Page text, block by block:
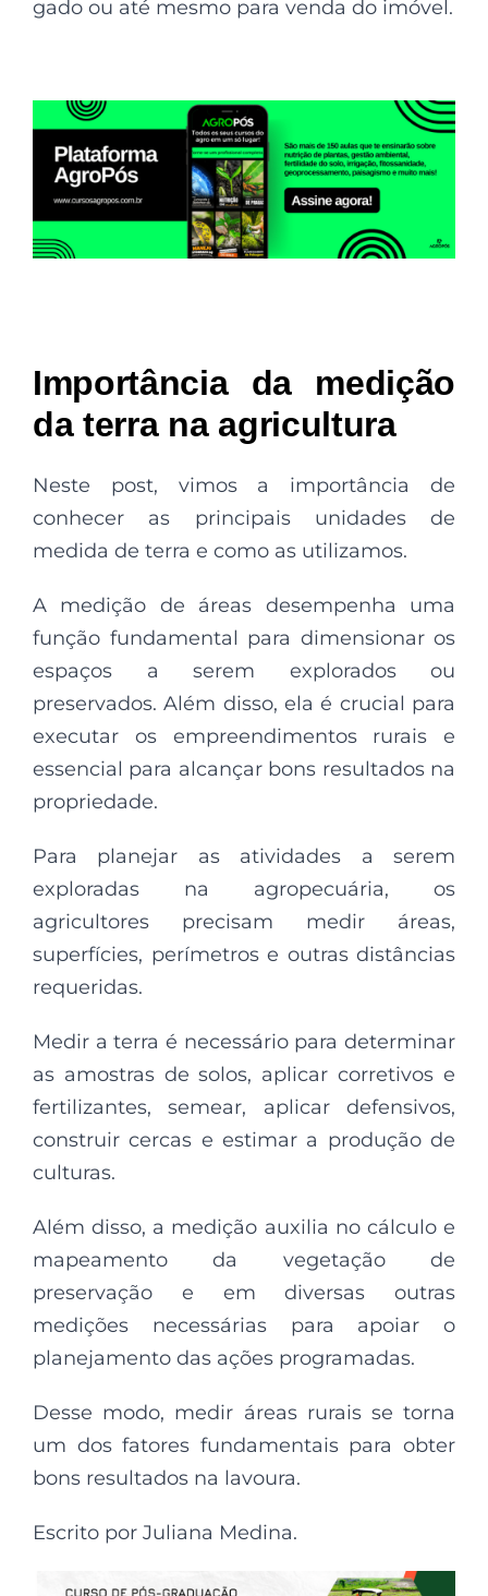
gado ou até mesmo para venda do imóvel.
Importância da medição
da terra na agricultura
Neste post, vimos a importância de
conhecer as principais unidades de
medida de terra e como as utilizamos.
A medição de áreas desempenha uma
função fundamental para dimensionar os
espaços a serem explorados ou
preservados. Além disso, ela é crucial para
executar os empreendimentos rurais e
essencial para alcançar bons resultados na
propriedade.
Para planejar as atividades a serem
exploradas na agropecuária, os
agricultores precisam medir áreas,
superfícies, perímetros e outras distâncias
requeridas.
Medir a terra é necessário para determinar
as amostras de solos, aplicar corretivos e
fertilizantes, semear, aplicar defensivos,
construir cercas e estimar a produção de
culturas.
Além disso, a medição auxilia no cálculo e
mapeamento da vegetação de
preservação e em diversas outras
medições necessárias para apoiar o
planejamento das ações programadas.
Desse modo, medir áreas rurais se torna
um dos fatores fundamentais para obter
bons resultados na lavoura.
Escrito por Juliana Medina.